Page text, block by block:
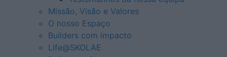
Missão, Visão e Valores
O nosso Espaço
Builders com impacto
Life@SKOLAE